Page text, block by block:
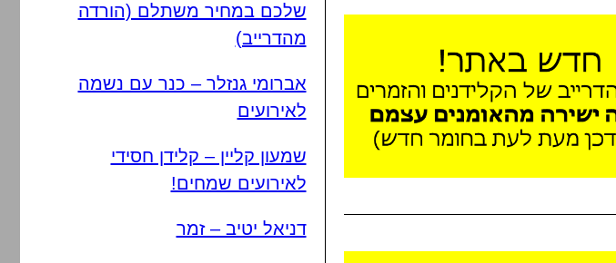
שלכם במחיר משתלם (הורדה
מהדרייב)
אברומי גנזלר – כנר עם נשמה
לאירועים
שמעון קליין – קלידן חסידי
לאירועים שמחים!
דניאל יטיב – זמר